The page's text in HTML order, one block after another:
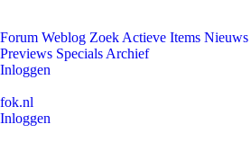
Forum Weblog Zoek Actieve Items Nieuws
Previews Specials Archief
Inloggen
fok.nl
Inloggen